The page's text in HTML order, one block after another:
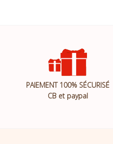
PAIEMENT 100% SÉCURISÉ
CB et paypal